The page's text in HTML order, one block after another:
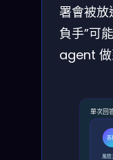
署會被放
負手”可
agent
單次回
答
風險